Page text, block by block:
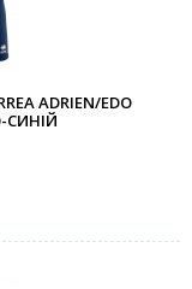
ADRIEN/EDO